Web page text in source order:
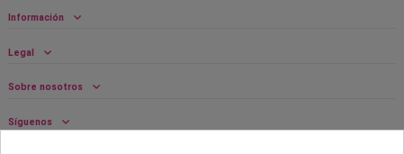
Información
Legal
Sobre nosotros
Síguenos